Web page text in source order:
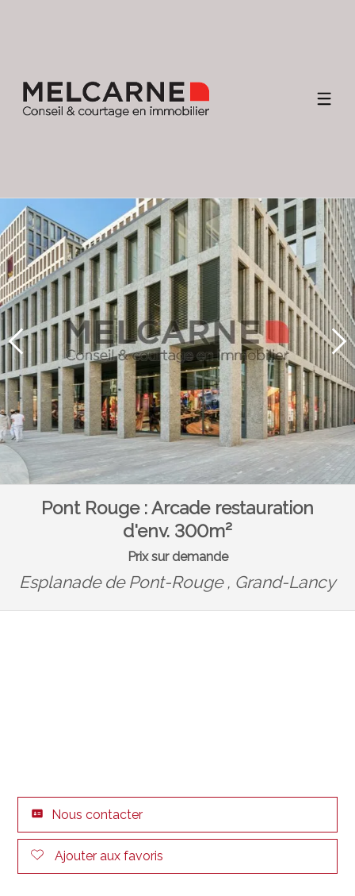
Pont Rouge : Arcade restauration
d'env. 300m²
Prix sur demande
Esplanade de Pont-Rouge , Grand-Lancy
Nous contacter
Ajouter aux favoris